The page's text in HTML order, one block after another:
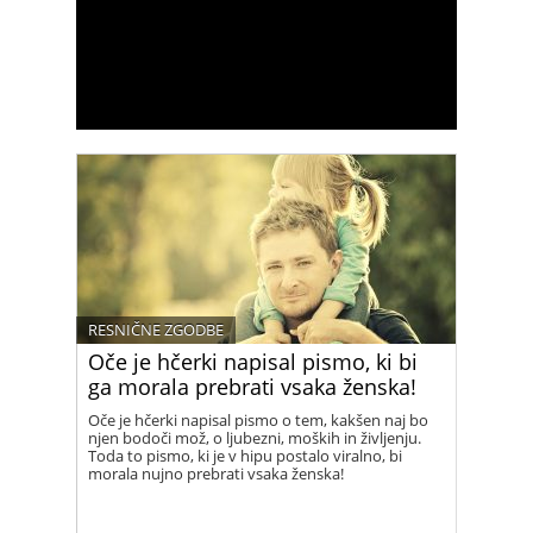
Oče je hčerki napisal pismo, ki bi
ga morala prebrati vsaka ženska!
RESNIČNE ZGODBE
Oče je hčerki napisal pismo o tem, kakšen naj bo
njen bodoči mož, o ljubezni, moških in življenju.
Toda to pismo, ki je v hipu postalo viralno, bi
morala nujno prebrati vsaka ženska!